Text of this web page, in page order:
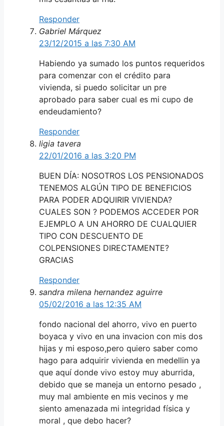
Responder
Gabriel Márquez
23/12/2015 a las 7:30 AM
Habiendo ya sumado los puntos requeridos
para comenzar con el crédito para
vivienda, si puedo solicitar un pre
aprobado para saber cual es mi cupo de
endeudamiento?
Responder
ligia tavera
22/01/2016 a las 3:20 PM
BUEN DÍA: NOSOTROS LOS PENSIONADOS
TENEMOS ALGÚN TIPO DE BENEFICIOS
PARA PODER ADQUIRIR VIVIENDA?
CUALES SON ? PODEMOS ACCEDER POR
EJEMPLO A UN AHORRO DE CUALQUIER
TIPO CON DESCUENTO DE
COLPENSIONES DIRECTAMENTE?
GRACIAS
Responder
sandra milena hernandez aguirre
05/02/2016 a las 12:35 AM
fondo nacional del ahorro, vivo en puerto
boyaca y vivo en una invacion con mis dos
hijas y mi esposo,pero quiero saber como
hago para adquirir vivienda en medellin ya
que aquí donde vivo estoy muy aburrida,
debido que se maneja un entorno pesado ,
muy mal ambiente en mis vecinos y me
siento amenazada mi integridad física y
moral , que debo hacer?